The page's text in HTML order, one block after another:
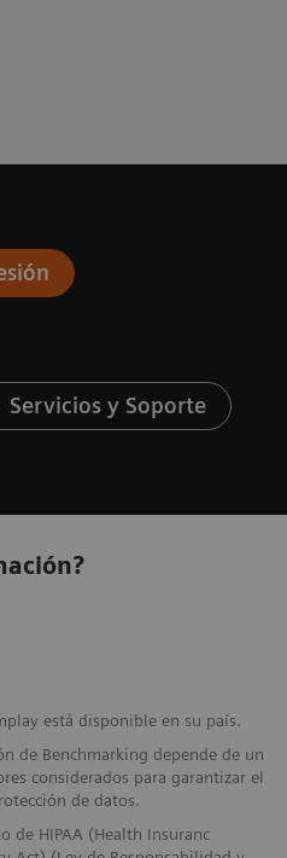
Servicios y Soporte
está disponible en su país.
de Benchmarking depende de un
considerados para garantizar el
de datos.
de HIPAA (Health Insuranc